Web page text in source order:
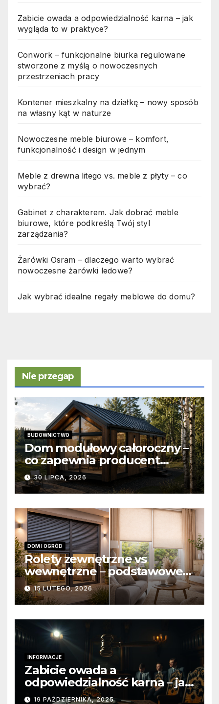
Zabicie owada a odpowiedzialność karna – jak
wygląda to w praktyce?
Conwork – funkcjonalne biurka regulowane
stworzone z myślą o nowoczesnych
przestrzeniach pracy
Kontener mieszkalny na działkę – nowy sposób
na własny kąt w naturze
Nowoczesne meble biurowe – komfort,
funkcjonalność i design w jednym
Meble z drewna litego vs. meble z płyty – co
wybrać?
Gabinet z charakterem. Jak dobrać meble
biurowe, które podkreślą Twój styl
zarządzania?
Żarówki Osram – dlaczego warto wybrać
nowoczesne żarówki ledowe?
Jak wybrać idealne regały meblowe do domu?
Nie przegap
BUDOWNICTWO
Dom modułowy całoroczny –
co zapewnia producent
domów modułowych?
30 LIPCA, 2026
DOM I OGRÓD
Rolety zewnętrzne vs
wewnętrzne – podstawowe
różnice konstrukcyjne i
funkcjonalne
15 LUTEGO, 2026
INFORMACJE
Zabicie owada a
odpowiedzialność karna – jak
wygląda to w praktyce?
19 PAŹDZIERNIKA, 2025